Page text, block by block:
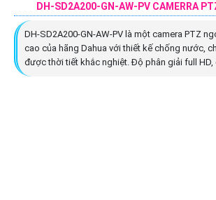
DH-SD2A200-GN-AW-PV CAMERRA
DH-SD2A200-GN-AW-PV là một camera PTZ
cao của hãng Dahua với thiết kế chống nước,
được thời tiết khắc nghiệt. Độ phân giải full HD,